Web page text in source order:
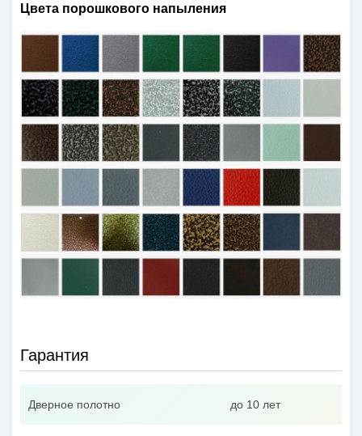
Цвета порошкового напыления
Гарантия
Дверное полотно до 10 лет